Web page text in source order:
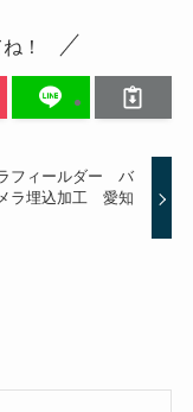
！
フィールダー バ
ラ埋込加工 愛知